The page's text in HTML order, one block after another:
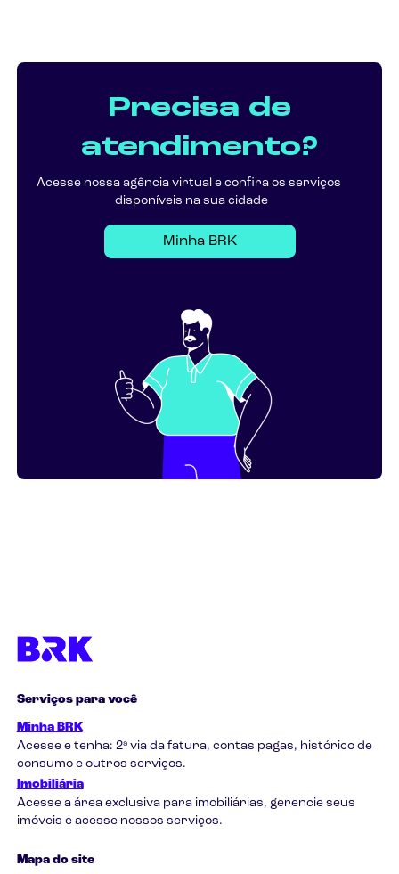
Precisa de
atendimento?
Acesse nossa agência virtual e confira os serviços
disponíveis na sua cidade
Minha BRK
Serviços para você
Minha BRK
Acesse e tenha: 2ª via da fatura, contas pagas, histórico de
consumo e outros serviços.
Imobiliária
Acesse a área exclusiva para imobiliárias, gerencie seus
imóveis e acesse nossos serviços.
Mapa do site